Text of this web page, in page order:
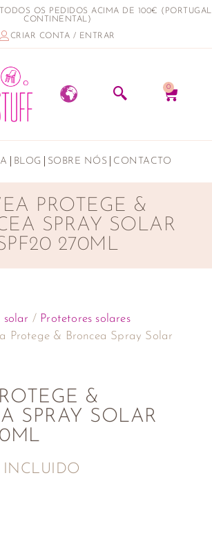
TODOS OS PEDIDOS ACIMA DE 100€ (PORTUGAL
CONTINENTAL)
CRIAR CONTA / ENTRAR
0
BLOG SOBRE NÓS CONTACTO
PROTEGE &
SPRAY SOLAR
270ML
solar / Protetores solares
Protege & Broncea Spray Solar
&
SPRAY SOLAR
INCLUIDO